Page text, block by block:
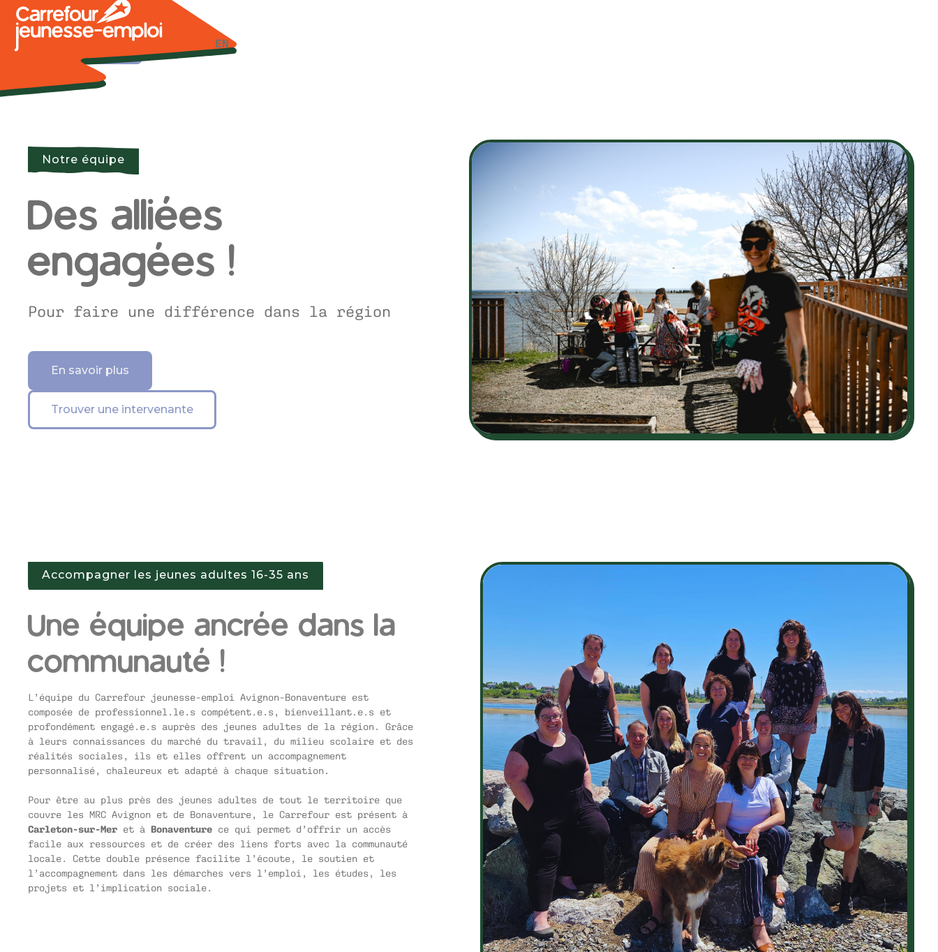
EN
Notre équipe
Des alliées
engagées !
Pour faire une différence dans la région
En savoir plus
Trouver une intervenante
Accompagner les jeunes adultes 16-35 ans
Une équipe ancrée dans la
communauté !
L’équipe du Carrefour jeunesse-emploi Avignon-Bonaventure est
composée de professionnel.le.s compétent.e.s, bienveillant.e.s et
profondément engagé.e.s auprès des jeunes adultes de la région. Grâce
à leurs connaissances du marché du travail, du milieu scolaire et des
réalités sociales, ils et elles offrent un accompagnement
personnalisé, chaleureux et adapté à chaque situation.
Pour être au plus près des jeunes adultes de tout le territoire que
couvre les MRC Avignon et de Bonaventure, le Carrefour est présent à
Carleton-sur-Mer et à Bonaventure ce qui permet d’offrir un accès
facile aux ressources et de créer des liens forts avec la communauté
locale. Cette double présence facilite l’écoute, le soutien et
l’accompagnement dans les démarches vers l’emploi, les études, les
projets et l’implication sociale.